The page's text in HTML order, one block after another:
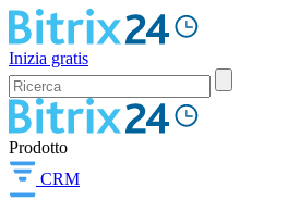
Inizia gratis
Prodotto
CRM